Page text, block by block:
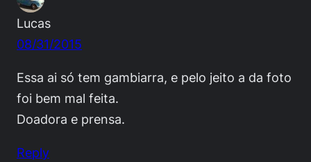
Lucas
08/31/2015
Essa ai só tem gambiarra, e pelo jeito a da foto
foi bem mal feita.
Doadora e prensa.
Reply